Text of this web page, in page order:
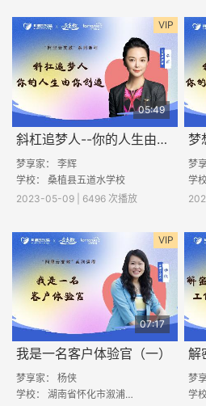
VIP
05:49
斜杠追梦人--你的人生由你创造
梦享家： 李辉
学校： 桑植县五道水学校
2023-05-09 | 6496 次播放
梦
梦
学
VIP
07:17
我是一名客户体验官（一）
梦享家： 杨侠
学校： 湖南省怀化市溆浦县桥江大湾学校
梦
学